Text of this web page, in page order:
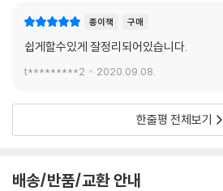
종이책 구매
쉽게할수있게 잘정리되어있습니다.
t*********2 2020.09.08.
한줄평 전체보기
배송/반품/교환 안내